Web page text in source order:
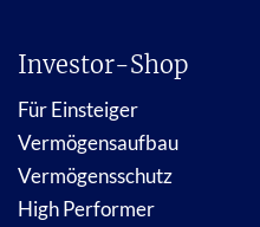
Investor-Shop
Für Einsteiger
Vermögensaufbau
Vermögensschutz
High Performer